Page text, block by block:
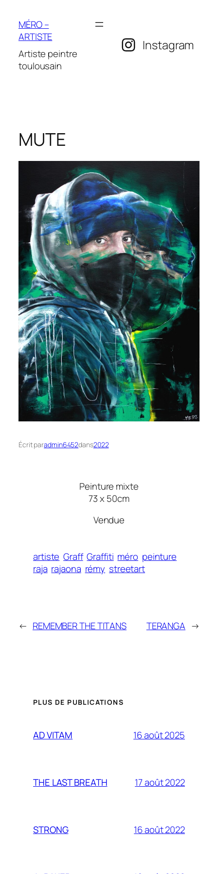
contenu
MÉRO –
ARTISTE
Artiste peintre
toulousain
Instagram
MUTE
Écrit paradmin6452dans2022
Peinture mixte
73 x 50cm
Vendue
artiste Graff Graffiti méro peinture
raja rajaona rémy streetart
← REMEMBER THE TITANS TERANGA →
PLUS DE PUBLICATIONS
AD VITAM 16 août 2025
THE LAST BREATH 17 août 2022
STRONG 16 août 2022